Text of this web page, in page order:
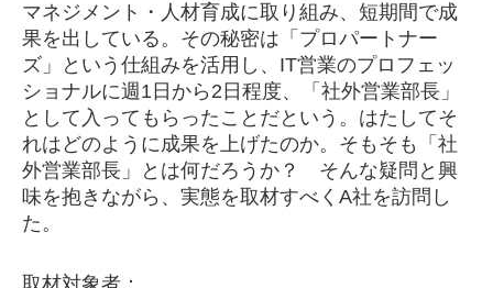
マネジメント・人材育成に取り組み、短期間で成
果を出している。その秘密は「プロパートナー
ズ」という仕組みを活用し、IT営業のプロフェッ
ショナルに週1日から2日程度、「社外営業部長」
として入ってもらったことだという。はたしてそ
れはどのように成果を上げたのか。そもそも「社
外営業部長」とは何だろうか？ そんな疑問と興
味を抱きながら、実態を取材すべくA社を訪問し
た。